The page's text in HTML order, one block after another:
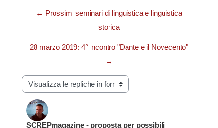
← Prossimi seminari di linguistica e linguistica
storica
28 marzo 2019: 4° incontro "Dante e il Novecento"
→
Modalità visualizzazione
SCREPmagazine - proposta per possibili